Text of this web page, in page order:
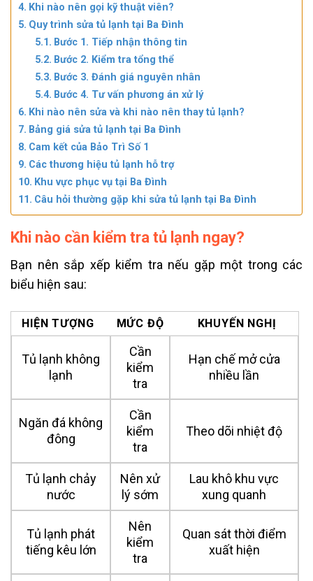
Khi nào nên gọi kỹ thuật viên?
Quy trình sửa tủ lạnh tại Ba Đình
Bước 1. Tiếp nhận thông tin
Bước 2. Kiểm tra tổng thể
Bước 3. Đánh giá nguyên nhân
Bước 4. Tư vấn phương án xử lý
Khi nào nên sửa và khi nào nên thay tủ lạnh?
Bảng giá sửa tủ lạnh tại Ba Đình
Cam kết của Bảo Trì Số 1
Các thương hiệu tủ lạnh hỗ trợ
Khu vực phục vụ tại Ba Đình
Câu hỏi thường gặp khi sửa tủ lạnh tại Ba Đình
Khi nào cần kiểm tra tủ lạnh ngay?
Bạn nên sắp xếp kiểm tra nếu gặp một trong các
biểu hiện sau:
HIỆN TƯỢNG MỨC ĐỘ KHUYẾN NGHỊ
Tủ lạnh không
lạnh
Cần
kiểm
tra
Hạn chế mở cửa
nhiều lần
Ngăn đá không
đông
Cần
kiểm
tra
Theo dõi nhiệt độ
Tủ lạnh chảy
nước
Nên xử
lý sớm
Lau khô khu vực
xung quanh
Tủ lạnh phát
tiếng kêu lớn
Nên
kiểm
tra
Quan sát thời điểm
xuất hiện